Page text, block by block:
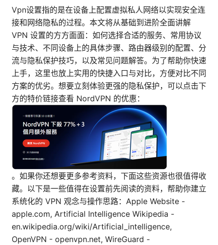
Vpn设置指的是在设备上配置虚拟私人网络以实现安全连
接和网络隐私的过程。本文将从基础到进阶全面讲解
VPN 设置的方方面面：如何选择合适的服务、常用协议
与技术、不同设备上的具体步骤、路由器级别的配置、分
流与隐私保护技巧，以及常见问题解答。为了帮助你快速
上手，这里也放上实用的快捷入口与对比，方便对比不同
方案的优劣。想要立刻体验更强的隐私保护，可以点击下
方的特价链接查看 NordVPN 的优惠：
。如果你还想要更多参考资料，下面这些资源也很值得收
藏。以下是一些值得在设置前先阅读的资料，帮助你建立
系统化的 VPN 观念与操作思路：Apple Website -
apple.com, Artificial Intelligence Wikipedia -
en.wikipedia.org/wiki/Artificial_intelligence,
OpenVPN - openvpn.net, WireGuard -